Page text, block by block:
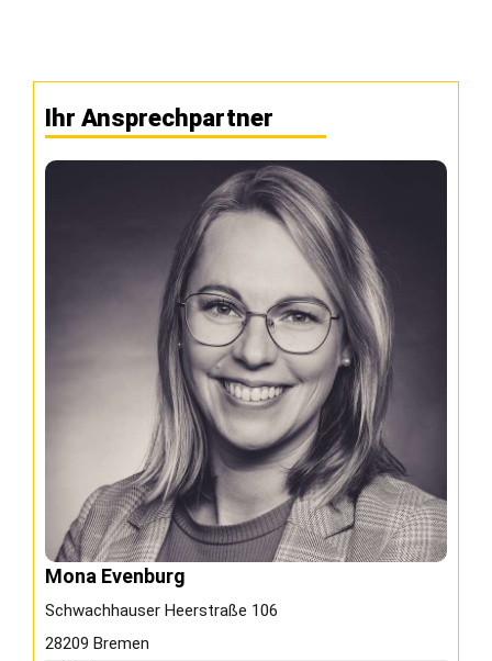
Ihr Ansprechpartner
Mona Evenburg
Schwachhauser Heerstraße 106
28209 Bremen